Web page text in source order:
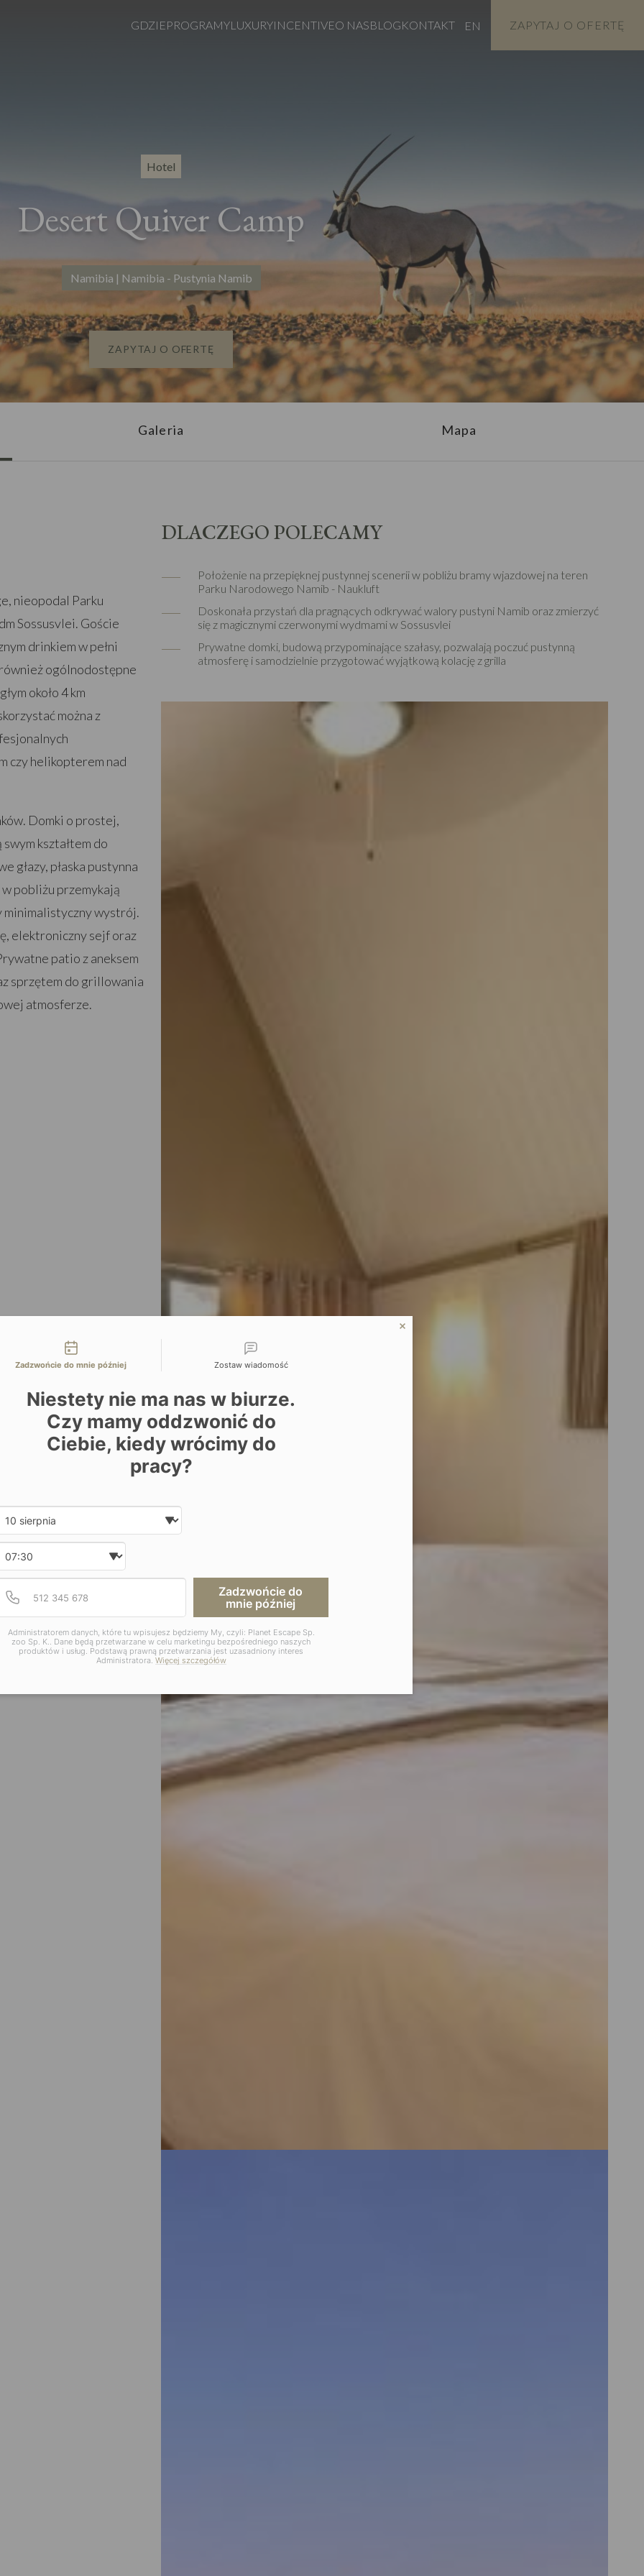
GDZIEPROGRAMYLUXURYINCENTIVEO NASBLOGKONTAKT EN ZAPYTAJ O OFERTĘ
Hotel
Desert Quiver Camp
Namibia | Namibia - Pustynia Namib
ZAPYTAJ O OFERTĘ
Galeria Mapa
nieopodal Parku
Sossusvlei. Goście
drinkiem w pełni
ogólnodostępne
około 4 km
można z
czy helikopterem nad
Domki o prostej,
kształtem do
głazy, płaska pustynna
pobliżu przemykają
minimalistyczny wystrój.
elektroniczny sejf oraz
patio z aneksem
sprzętem do grillowania
atmosferze.
DLACZEGO POLECAMY
Położenie na przepięknej pustynnej scenerii w pobliżu bramy wjazdowej na teren
Parku Narodowego Namib - Naukluft
Doskonała przystań dla pragnących odkrywać walory pustyni Namib oraz zmierzyć
się z magicznymi czerwonymi wydmami w Sossusvlei
Prywatne domki, budową przypominające szałasy, pozwalają poczuć pustynną
atmosferę i samodzielnie przygotować wyjątkową kolację z grilla
kontaktu
Zadzwońcie do mnie później Zostaw wiadomość
Niestety nie ma nas w biurze.
Czy mamy oddzwonić do
Ciebie, kiedy wrócimy do
pracy?
Date and time slection for scheduled call
Numer telefonu
Podaj poprawny numer telefonu w formacie E164
Zadzwońcie do
mnie później
Administratorem danych, które tu wpisujesz będziemy My, czyli: Planet Escape Sp.
zoo Sp. K.. Dane będą przetwarzane w celu marketingu bezpośredniego naszych
produktów i usług. Podstawą prawną przetwarzania jest uzasadniony interes
Administratora. Więcej szczegółów